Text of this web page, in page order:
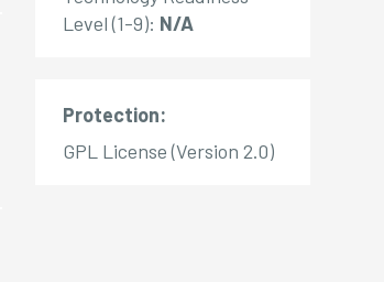
Level (1-9): N/A
Protection:
GPL License (Version 2.0)